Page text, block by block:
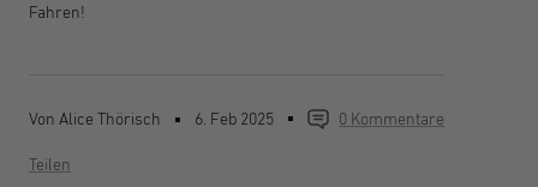
Von Alice Thörisch 6. Feb 2025 0 Kommentare
Teilen
Fahren!